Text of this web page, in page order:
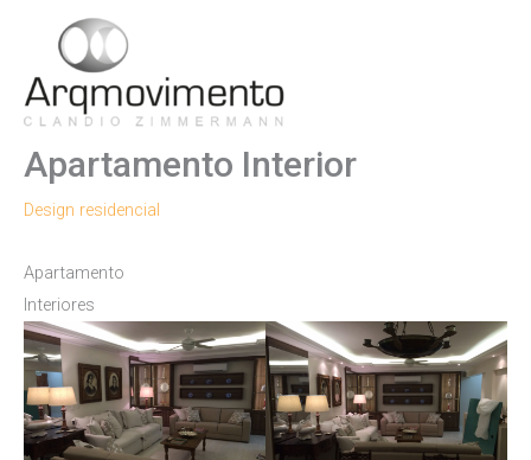
conteúdo
Apartamento Interior
Design residencial
Apartamento
Interiores